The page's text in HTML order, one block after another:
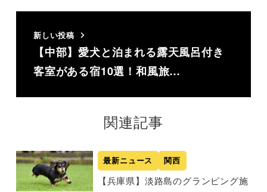
新しい投稿
【中部】愛犬と泊まれる露天風呂付き
客室がある宿10選！和風旅…
関連記事
最新ニュース 関西
【兵庫県】淡路島のグランピング施